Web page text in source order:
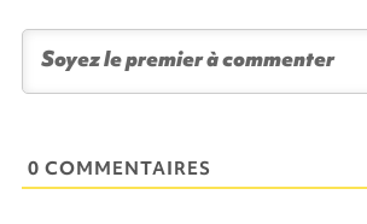
0 COMMENTAIRES